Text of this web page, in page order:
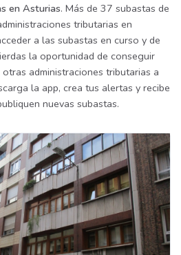
en Asturias. Más de 37 subastas de
tributarias en
a las subastas en curso y de
la oportunidad de conseguir
administraciones tributarias a
la app, crea tus alertas y recibe
nuevas subastas.